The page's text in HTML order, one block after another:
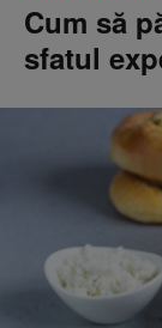
Cum să
sfatul